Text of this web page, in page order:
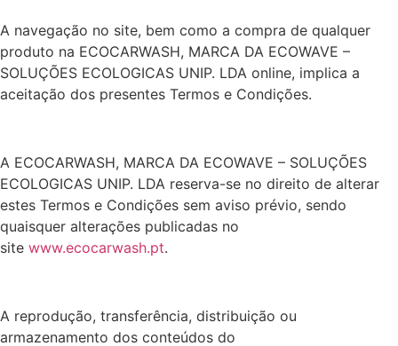
A navegação no site, bem como a compra de qualquer
produto na ECOCARWASH, MARCA DA ECOWAVE –
SOLUÇÕES ECOLOGICAS UNIP. LDA online, implica a
aceitação dos presentes Termos e Condições.
A ECOCARWASH, MARCA DA ECOWAVE – SOLUÇÕES
ECOLOGICAS UNIP. LDA reserva-se no direito de alterar
estes Termos e Condições sem aviso prévio, sendo
quaisquer alterações publicadas no
site www.ecocarwash.pt.
A reprodução, transferência, distribuição ou
armazenamento dos conteúdos do